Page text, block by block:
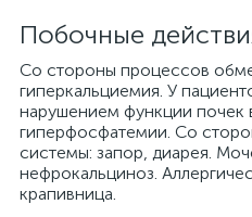
Побочные
Со стороны процессов
гиперкальциемия. У
нарушением функции почек
гиперфосфатемии. Со
системы: запор, диарея.
нефрокальциноз.
крапивница.